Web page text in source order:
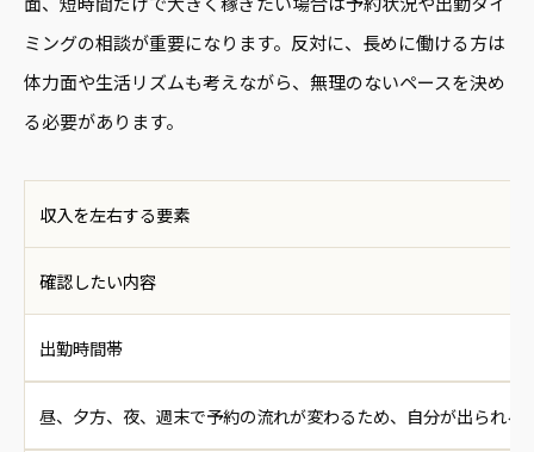
ミングの相談が重要になります。反対に、長めに働ける方は
体力面や生活リズムも考えながら、無理のないペースを決め
る必要があります。
収入を左右する要素
確認したい内容
出勤時間帯
昼、夕方、夜、週末で予約の流れが変わるため、自分が出られる